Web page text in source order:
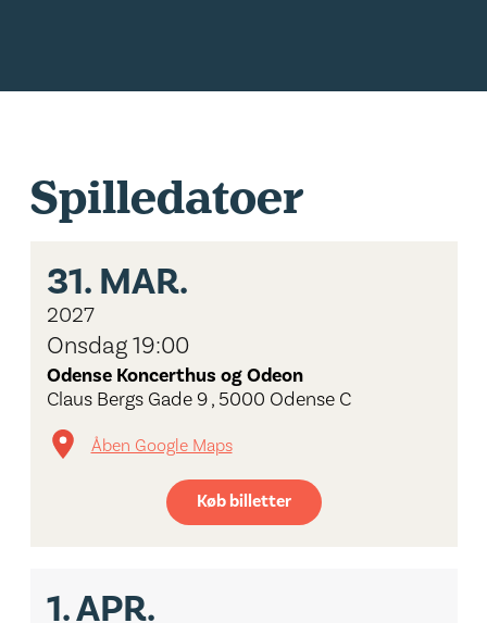
Spilledatoer
31. MAR.
2027
Onsdag 19:00
Odense Koncerthus og Odeon
Claus Bergs Gade 9 , 5000 Odense C
Åben Google Maps
Køb billetter
1.APR.